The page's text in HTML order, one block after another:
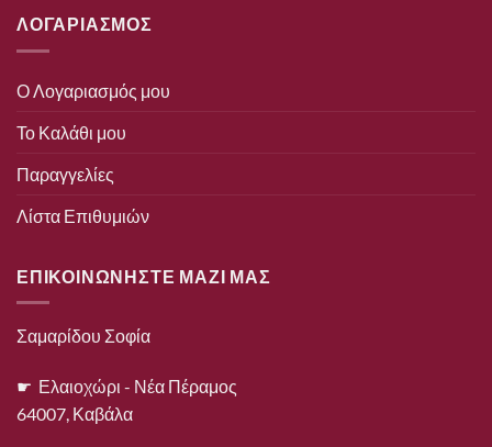
ΛΟΓΑΡΙΑΣΜΟΣ
Ο Λογαριασμός μου
Το Καλάθι μου
Παραγγελίες
Λίστα Επιθυμιών
ΕΠΙΚΟΙΝΩΝΗΣΤΕ ΜΑΖΙ ΜΑΣ
Σαμαρίδου Σοφία
☛ Ελαιοχώρι - Νέα Πέραμος
64007, Καβάλα